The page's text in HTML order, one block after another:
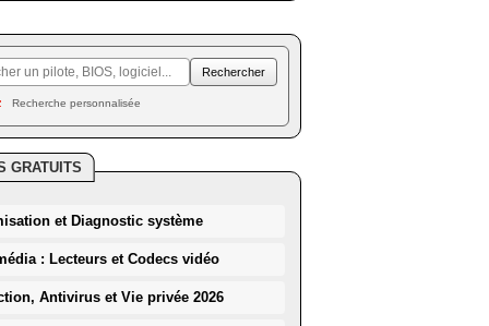
Recherche personnalisée
GRATUITS
et Diagnostic système
: Lecteurs et Codecs vidéo
Antivirus et Vie privée 2026